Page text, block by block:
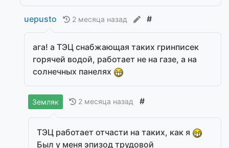
uepusto 2 месяца назад #
ага! а ТЭЦ снабжающая таких гринписек
горячей водой, работает не на газе, а на
солнечных панелях
Земляк 2 месяца назад #
ТЭЦ работает отчасти на таких, как я
Был у меня эпизод трудовой